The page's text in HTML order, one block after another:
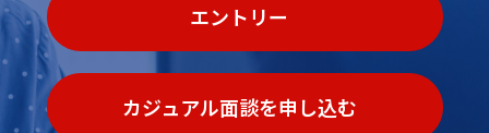
エントリー
カジュアル面談を申し込む